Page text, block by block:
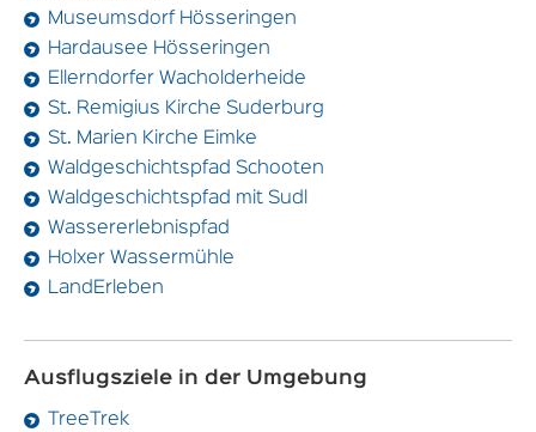
Museumsdorf Hösseringen
Hardausee Hösseringen
Ellerndorfer Wacholderheide
St. Remigius Kirche Suderburg
St. Marien Kirche Eimke
Waldgeschichtspfad Schooten
Waldgeschichtspfad mit Sudl
Wassererlebnispfad
Holxer Wassermühle
LandErleben
Ausflugsziele in der Umgebung
TreeTrek